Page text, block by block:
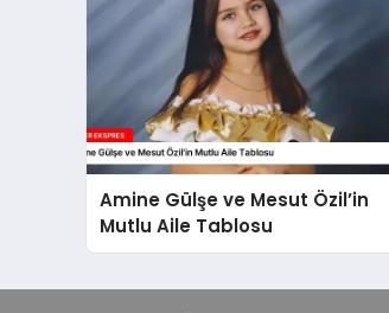
Amine Gülşe ve Mesut Özil’in
Mutlu Aile Tablosu